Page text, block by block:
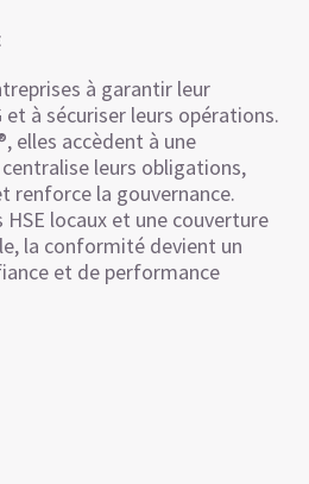
à garantir leur
et à sécuriser leurs opérations.
elles accèdent à une
leurs obligations,
renforce la gouvernance.
locaux et une couverture
la conformité devient un
et de performance